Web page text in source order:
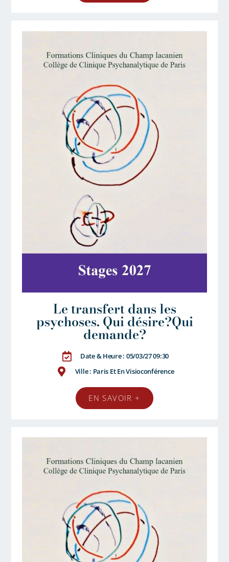
Le transfert dans les
psychoses. Qui désire?Qui
demande?
Date & Heure : 05/03/27 09:30
Ville : Paris Et En Visioconférence
EN SAVOIR +